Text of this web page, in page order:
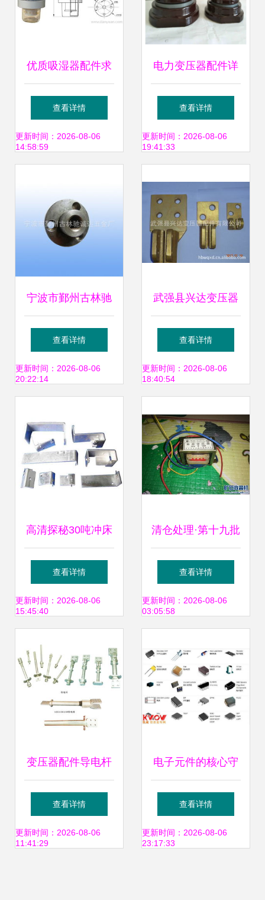
优质吸湿器配件求
购 专注武强县周窝
变压器配件服务辐
查看详情
更新时间：2026-08-06
14:58:59
电力变压器配件详
解 绝缘子、瓷瓶与
套管压盖帽的功能
查看详情
更新时间：2026-08-06
19:41:33
宁波市鄞州古林驰
诚达五金厂服装加
工设备及变压器配
查看详情
更新时间：2026-08-06
20:22:14
武强县兴达变压器
配件 匠心打造配电
输电核心组件，精
查看详情
更新时间：2026-08-06
18:40:54
高清探秘30吨冲床
非标零件加工技术
——锐朗泰金属制
例
查看详情
更新时间：2026-08-06
15:45:40
清仓处理·第十九批
｜各种型号变压器
配件的白菜价盛宴
查看详情
更新时间：2026-08-06
03:05:58
变压器配件导电杆
M12与M56 功能解
析与选型指南
查看详情
更新时间：2026-08-06
11:41:29
电子元件的核心守
护者 变压器配件全
解析
查看详情
更新时间：2026-08-06
23:17:33